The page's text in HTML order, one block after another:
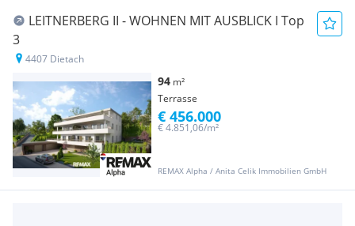
LEITNERBERG II - WOHNEN MIT AUSBLICK I Top
3
4407 Dietach
94 m²
Terrasse
REMAX Alpha / Anita Celik Immobilien GmbH
€ 4.851,06/m²
€ 456.000